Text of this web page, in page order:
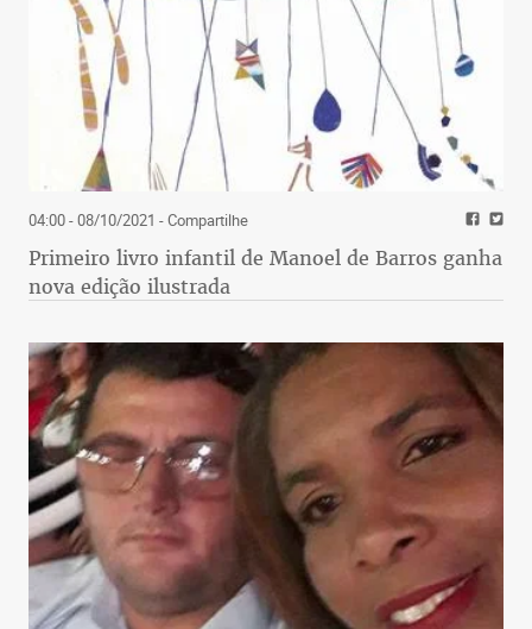
04:00 - 08/10/2021 - Compartilhe
Primeiro livro infantil de Manoel de Barros ganha
nova edição ilustrada